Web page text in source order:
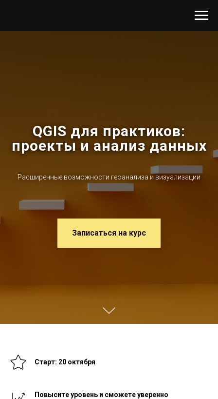
QGIS для практиков:
проекты и анализ данных
Расширенные возможности геоанализа и визуализации
Записаться на курс
Старт: 20 октября
Повысите уровень и сможете уверенно